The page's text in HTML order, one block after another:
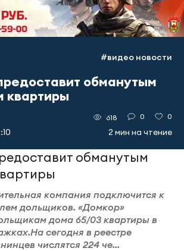
#видео новости
обманутым
квартиры
618 0 0
2 мин на чтение
компания подключится к
дольщиков. «Домкор»
дома 65/03 квартиры в
сегодня в реестре
числятся 224 че...